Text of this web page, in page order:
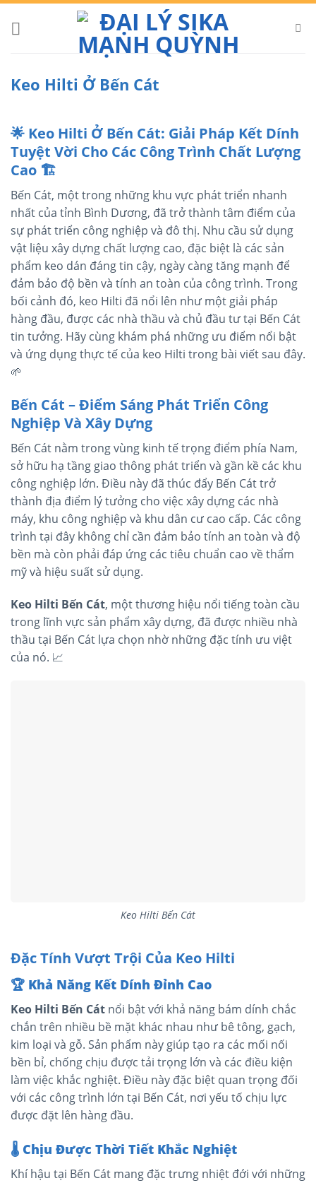
Skip
Keo Hilti Ở Bến Cát
🌟 Keo Hilti Ở Bến Cát: Giải Pháp Kết Dính
Tuyệt Vời Cho Các Công Trình Chất Lượng
Cao 🏗️
Bến Cát, một trong những khu vực phát triển nhanh
nhất của tỉnh Bình Dương, đã trở thành tâm điểm của
sự phát triển công nghiệp và đô thị. Nhu cầu sử dụng
vật liệu xây dựng chất lượng cao, đặc biệt là các sản
phẩm keo dán đáng tin cậy, ngày càng tăng mạnh để
đảm bảo độ bền và tính an toàn của công trình. Trong
bối cảnh đó, keo Hilti đã nổi lên như một giải pháp
hàng đầu, được các nhà thầu và chủ đầu tư tại Bến Cát
tin tưởng. Hãy cùng khám phá những ưu điểm nổi bật
và ứng dụng thực tế của keo Hilti trong bài viết sau đây.
🌱
Bến Cát – Điểm Sáng Phát Triển Công
Nghiệp Và Xây Dựng
Bến Cát nằm trong vùng kinh tế trọng điểm phía Nam,
sở hữu hạ tầng giao thông phát triển và gần kề các khu
công nghiệp lớn. Điều này đã thúc đẩy Bến Cát trở
thành địa điểm lý tưởng cho việc xây dựng các nhà
máy, khu công nghiệp và khu dân cư cao cấp. Các công
trình tại đây không chỉ cần đảm bảo tính an toàn và độ
bền mà còn phải đáp ứng các tiêu chuẩn cao về thẩm
mỹ và hiệu suất sử dụng.
Keo Hilti Bến Cát, một thương hiệu nổi tiếng toàn cầu
trong lĩnh vực sản phẩm xây dựng, đã được nhiều nhà
thầu tại Bến Cát lựa chọn nhờ những đặc tính ưu việt
của nó. 📈
Keo Hilti Bến Cát
Đặc Tính Vượt Trội Của Keo Hilti
🏆 Khả Năng Kết Dính Đỉnh Cao
Keo Hilti Bến Cát nổi bật với khả năng bám dính chắc
chắn trên nhiều bề mặt khác nhau như bê tông, gạch,
kim loại và gỗ. Sản phẩm này giúp tạo ra các mối nối
bền bỉ, chống chịu được tải trọng lớn và các điều kiện
làm việc khắc nghiệt. Điều này đặc biệt quan trọng đối
với các công trình lớn tại Bến Cát, nơi yếu tố chịu lực
được đặt lên hàng đầu.
🌡️ Chịu Được Thời Tiết Khắc Nghiệt
Khí hậu tại Bến Cát mang đặc trưng nhiệt đới với những